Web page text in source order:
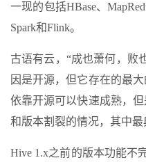
一现的包括HBase、
Spark和Flink。
古语有云，“成也萧何，败
因是开源，但它存在的最
依靠开源可以快速成熟，
和版本割裂的情况，其中最
Hive 1.x之前的版本功能不